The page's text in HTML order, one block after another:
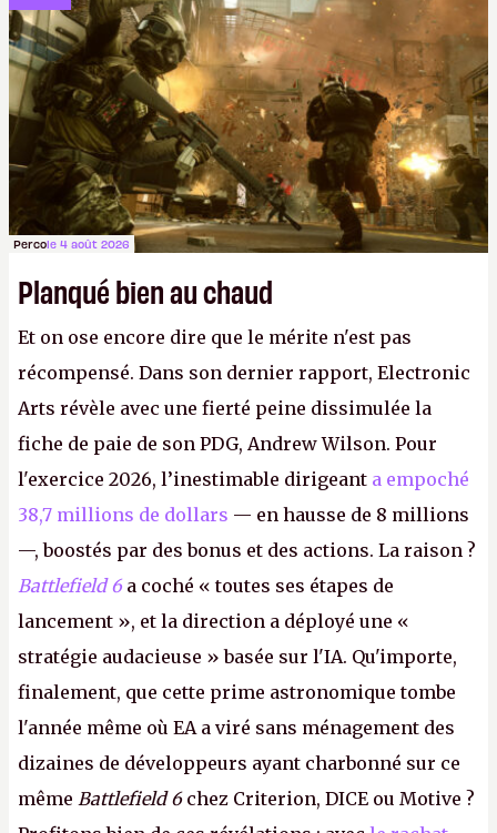
studios et licenciements massifs. En gros, essorer
FCetBattlefield, puis virer le reste.P.
Percole 4 août 2026
Planqué bien au chaud
Et on ose encore dire que le mérite n'est pas
récompensé. Dans son dernier rapport, Electronic
Arts révèle avec une fierté peine dissimulée la
fiche de paie de son PDG, Andrew Wilson. Pour
l'exercice 2026, l’inestimable dirigeant a empoché
38,7 millions de dollars — en hausse de 8 millions
—, boostés par des bonus et des actions. La raison ?
Battlefield 6 a coché « toutes ses étapes de
lancement », et la direction a déployé une «
stratégie audacieuse » basée sur l'IA. Qu'importe,
finalement, que cette prime astronomique tombe
l'année même où EA a viré sans ménagement des
dizaines de développeurs ayant charbonné sur ce
même Battlefield 6chez Criterion, DICE ou Motive ?